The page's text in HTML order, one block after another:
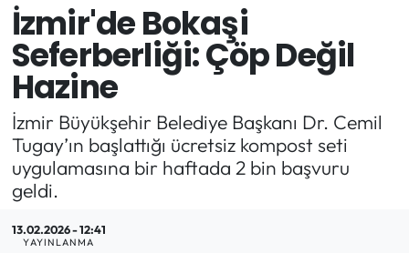
İzmir'de Bokaşi
Seferberliği: Çöp Değil
Hazine
İzmir Büyükşehir Belediye Başkanı Dr. Cemil
Tugay’ın başlattığı ücretsiz kompost seti
uygulamasına bir haftada 2 bin başvuru
geldi.
13.02.2026 - 12:41
YAYINLANMA